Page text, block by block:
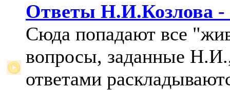
Ответы Н.И.Козлова -
Сюда попадают все
вопросы, заданные
ответами